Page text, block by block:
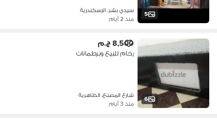
5
سيدي بشر، الإسكندرية
منذ 2 أيام
6
8,500 ج.م
رخام للبيع وبرطمانات
شارع المصنع، الظاهرية
منذ 3 أيام